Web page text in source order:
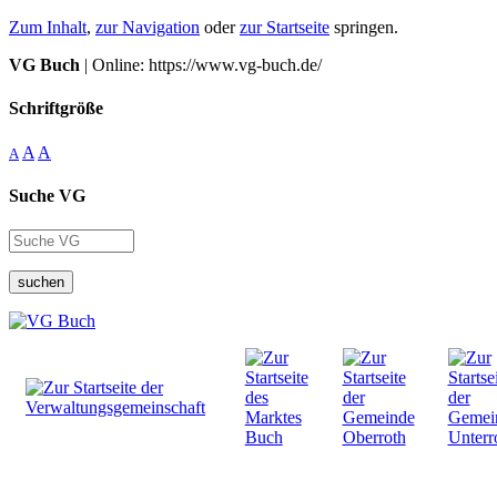
Zum Inhalt, zur Navigation oderzur Startseite springen.
VG Buch | Online: https://www.vg-buch.de/
Schriftgröße
A A A
Suche VG
suchen